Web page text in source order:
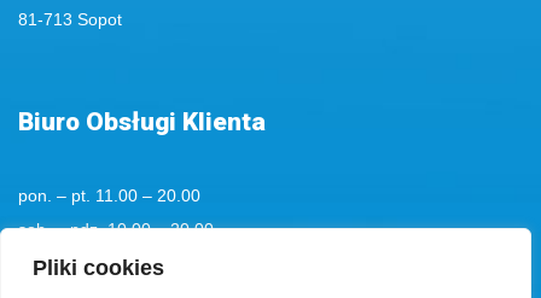
Pliki cookies
81-713 Sopot
Biuro Obsługi Klienta
pon. – pt. 11.00 – 20.00
sob. – ndz. 10.00 – 20.00
tel. kom.+48 501194193